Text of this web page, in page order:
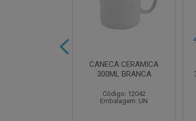
CANECA CERAMICA
300ML BRANCA
Código: 12042
Embalagem: UN